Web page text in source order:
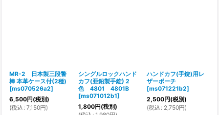
MR-2 日本製三段警
棒 本革ケース付(2種)
[ms070526a2]
6,500円(税別)
(税込 : 7,150円)
シングルロックハンド
カフ(亜鉛製手錠) 2
色 4801 4801B
[ms071012b1]
1,800円(税別)
ハンドカフ(手錠)用レ
ザーポーチ
[ms071221b2]
2,500円(税別)
(税込 : 2,750円)